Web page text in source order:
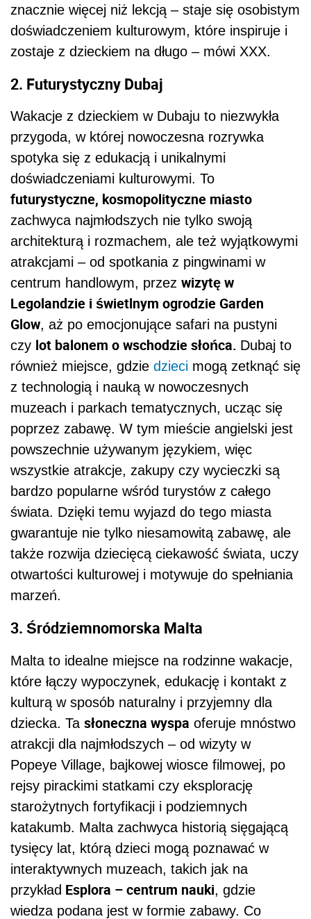
znacznie więcej niż lekcją – staje się osobistym
doświadczeniem kulturowym, które inspiruje i
zostaje z dzieckiem na długo – mówi XXX.
2. Futurystyczny Dubaj
Wakacje z dzieckiem w Dubaju to niezwykła
przygoda, w której nowoczesna rozrywka
spotyka się z edukacją i unikalnymi
doświadczeniami kulturowymi. To
futurystyczne, kosmopolityczne miasto
zachwyca najmłodszych nie tylko swoją
architekturą i rozmachem, ale też wyjątkowymi
atrakcjami – od spotkania z pingwinami w
centrum handlowym, przez wizytę w
Legolandzie i świetlnym ogrodzie Garden
Glow, aż po emocjonujące safari na pustyni
czy lot balonem o wschodzie słońca. Dubaj to
również miejsce, gdzie dzieci mogą zetknąć się
z technologią i nauką w nowoczesnych
muzeach i parkach tematycznych, ucząc się
poprzez zabawę. W tym mieście angielski jest
powszechnie używanym językiem, więc
wszystkie atrakcje, zakupy czy wycieczki są
bardzo popularne wśród turystów z całego
świata. Dzięki temu wyjazd do tego miasta
gwarantuje nie tylko niesamowitą zabawę, ale
także rozwija dziecięcą ciekawość świata, uczy
otwartości kulturowej i motywuje do spełniania
marzeń.
3. Śródziemnomorska Malta
Malta to idealne miejsce na rodzinne wakacje,
które łączy wypoczynek, edukację i kontakt z
kulturą w sposób naturalny i przyjemny dla
dziecka. Ta słoneczna wyspa oferuje mnóstwo
atrakcji dla najmłodszych – od wizyty w
Popeye Village, bajkowej wiosce filmowej, po
rejsy pirackimi statkami czy eksplorację
starożytnych fortyfikacji i podziemnych
katakumb. Malta zachwyca historią sięgającą
tysięcy lat, którą dzieci mogą poznawać w
interaktywnych muzeach, takich jak na
przykład Esplora – centrum nauki, gdzie
wiedza podana jest w formie zabawy. Co